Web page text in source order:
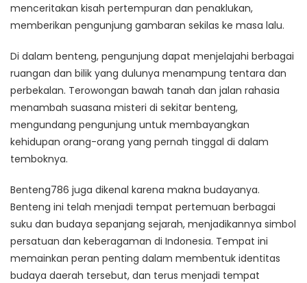
menceritakan kisah pertempuran dan penaklukan,
memberikan pengunjung gambaran sekilas ke masa lalu.
Di dalam benteng, pengunjung dapat menjelajahi berbagai
ruangan dan bilik yang dulunya menampung tentara dan
perbekalan. Terowongan bawah tanah dan jalan rahasia
menambah suasana misteri di sekitar benteng,
mengundang pengunjung untuk membayangkan
kehidupan orang-orang yang pernah tinggal di dalam
temboknya.
Benteng786 juga dikenal karena makna budayanya.
Benteng ini telah menjadi tempat pertemuan berbagai
suku dan budaya sepanjang sejarah, menjadikannya simbol
persatuan dan keberagaman di Indonesia. Tempat ini
memainkan peran penting dalam membentuk identitas
budaya daerah tersebut, dan terus menjadi tempat